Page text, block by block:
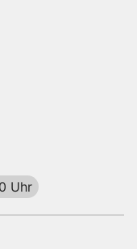
Uhr